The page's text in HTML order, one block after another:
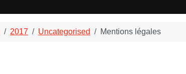
2017 Uncategorised Mentions légales